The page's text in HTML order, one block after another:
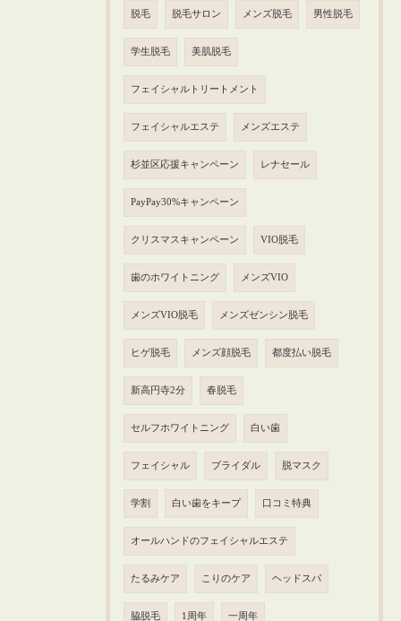
脱毛 脱毛サロン メンズ脱毛 男性脱毛
学生脱毛 美肌脱毛
フェイシャルトリートメント
フェイシャルエステ メンズエステ
杉並区応援キャンペーン レナセール
PayPay30%キャンペーン
クリスマスキャンペーン VIO脱毛
歯のホワイトニング メンズVIO
メンズVIO脱毛 メンズゼンシン脱毛
ヒゲ脱毛 メンズ顔脱毛 都度払い脱毛
新高円寺2分 春脱毛
セルフホワイトニング 白い歯
フェイシャル ブライダル 脱マスク
学割 白い歯をキープ 口コミ特典
オールハンドのフェイシャルエステ
たるみケア こりのケア ヘッドスパ
脇脱毛 1周年 一周年